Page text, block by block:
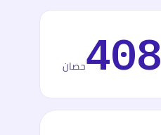
408حصان